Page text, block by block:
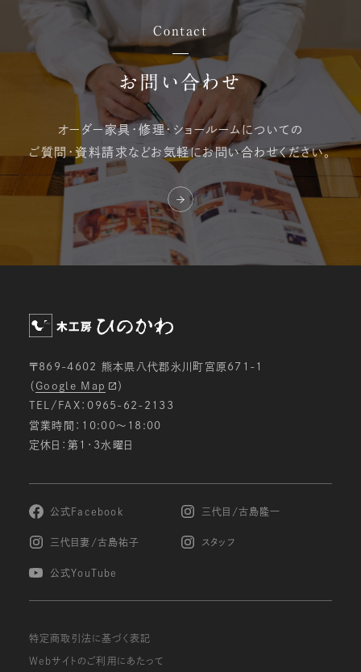
Contact
お問い合わせ
オーダー家具・修理・ ショールームについての
ご質問・資料請求などお気軽にお問い合わせください。
〒869-4602 熊本県八代郡氷川町宮原671-1
（ Google Map
）
TEL/FAX：0965-62-2133
営業時間：10:00〜18:00
定休日：第1・3水曜日
公式Facebook 三代目/古島隆一
三代目妻/古島祐子 スタッフ
公式YouTube
特定商取引法に基づく表記
Webサイトのご利用にあたって